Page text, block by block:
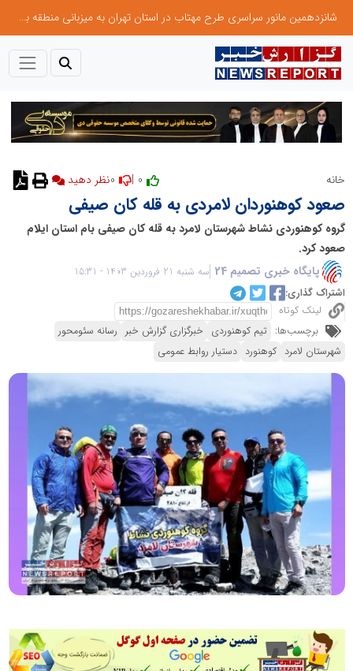
شانزدهمین مانور سراسری طرح مهتاب در استان تهران به میزبانی منطقه برق لواسان
خانه نظر دهید
صعود کوهنوردان لامردی به قله کان صیفی
گروه کوهنوردی نشاط شهرستان لامرد به قله کان صیفی بام استان ایلام
صعود کرد.
پایگاه خبری تصمیم 24
سه شنبه 21 فروردین 1403 - 15:31
اشتراک گذاری:
لینک کوتاه
برچسب‌ها: تیم کوهنوردی خبرگزاری گزارش خبر رسانه سئومحور
شهرستان لامرد کوهنورد دستیار روابط عمومی